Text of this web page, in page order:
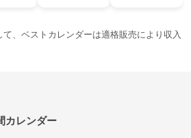
、ベストカレンダーは適格販売により収入
カレンダー